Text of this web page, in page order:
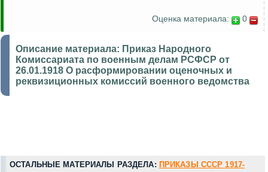
Оценка материала: 0
Описание материала: Приказ Народного
Комиссариата по военным делам РСФСР от
26.01.1918 О расформировании оценочных и
реквизиционных комиссий военного ведомства
ОСТАЛЬНЫЕ МАТЕРИАЛЫ РАЗДЕЛА: ПРИКАЗЫ СССР 1917-